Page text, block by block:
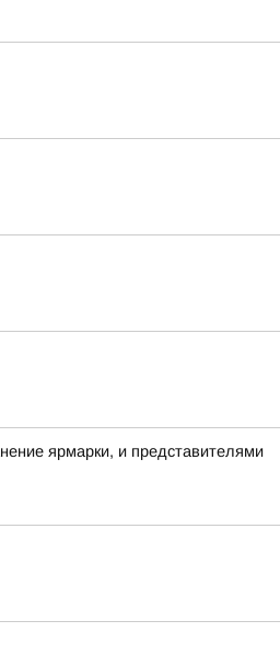
ярмарки, и представителями